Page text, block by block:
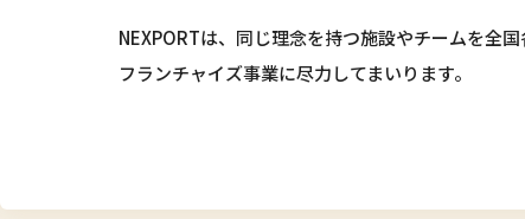
NEXPORTは、同じ理念を持つ施設やチームを全
フランチャイズ事業に尽力してまいります。